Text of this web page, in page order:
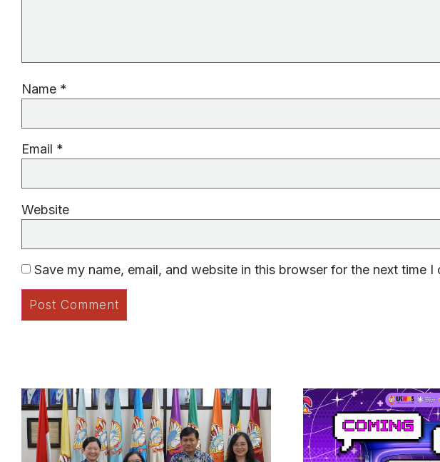
Name *
Email *
Website
Save my name, email, and website in this browser for the next time I